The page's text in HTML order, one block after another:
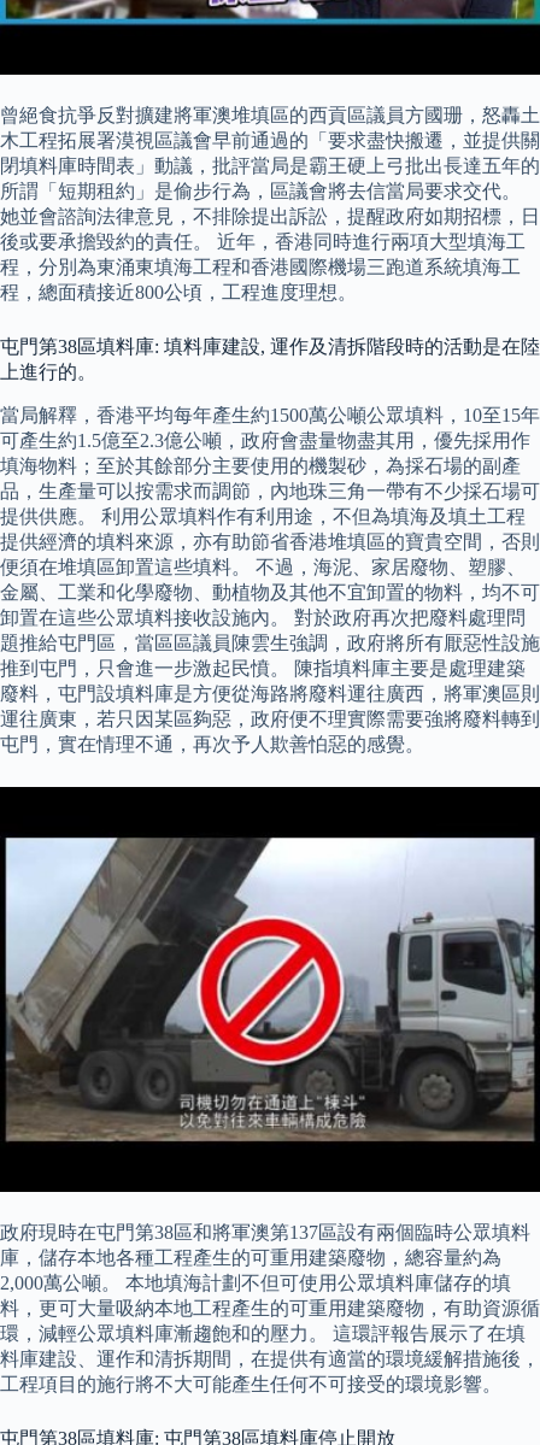
曾絕食抗爭反對擴建將軍澳堆填區的西貢區議員方國珊，怒轟土
木工程拓展署漠視區議會早前通過的「要求盡快搬遷，並提供關
閉填料庫時間表」動議，批評當局是霸王硬上弓批出長達五年的
所謂「短期租約」是偷步行為，區議會將去信當局要求交代。
她並會諮詢法律意見，不排除提出訴訟，提醒政府如期招標，日
後或要承擔毀約的責任。 近年，香港同時進行兩項大型填海工
程，分別為東涌東填海工程和香港國際機場三跑道系統填海工
程，總面積接近800公頃，工程進度理想。
屯門第38區填料庫: 填料庫建設, 運作及清拆階段時的活動是在陸
上進行的。
當局解釋，香港平均每年產生約1500萬公噸公眾填料，10至15年
可產生約1.5億至2.3億公噸，政府會盡量物盡其用，優先採用作
填海物料；至於其餘部分主要使用的機製砂，為採石場的副產
品，生產量可以按需求而調節，內地珠三角一帶有不少採石場可
提供供應。 利用公眾填料作有利用途，不但為填海及填土工程
提供經濟的填料來源，亦有助節省香港堆填區的寶貴空間，否則
便須在堆填區卸置這些填料。 不過，海泥、家居廢物、塑膠、
金屬、工業和化學廢物、動植物及其他不宜卸置的物料，均不可
卸置在這些公眾填料接收設施內。 對於政府再次把廢料處理問
題推給屯門區，當區區議員陳雲生強調，政府將所有厭惡性設施
推到屯門，只會進一步激起民憤。 陳指填料庫主要是處理建築
廢料，屯門設填料庫是方便從海路將廢料運往廣西，將軍澳區則
運往廣東，若只因某區夠惡，政府便不理實際需要強將廢料轉到
屯門，實在情理不通，再次予人欺善怕惡的感覺。
政府現時在屯門第38區和將軍澳第137區設有兩個臨時公眾填料
庫，儲存本地各種工程產生的可重用建築廢物，總容量約為
2,000萬公噸。 本地填海計劃不但可使用公眾填料庫儲存的填
料，更可大量吸納本地工程產生的可重用建築廢物，有助資源循
環，減輕公眾填料庫漸趨飽和的壓力。 這環評報告展示了在填
料庫建設、運作和清拆期間，在提供有適當的環境緩解措施後，
工程項目的施行將不大可能產生任何不可接受的環境影響。
屯門第38區填料庫: 屯門第38區填料庫停止開放